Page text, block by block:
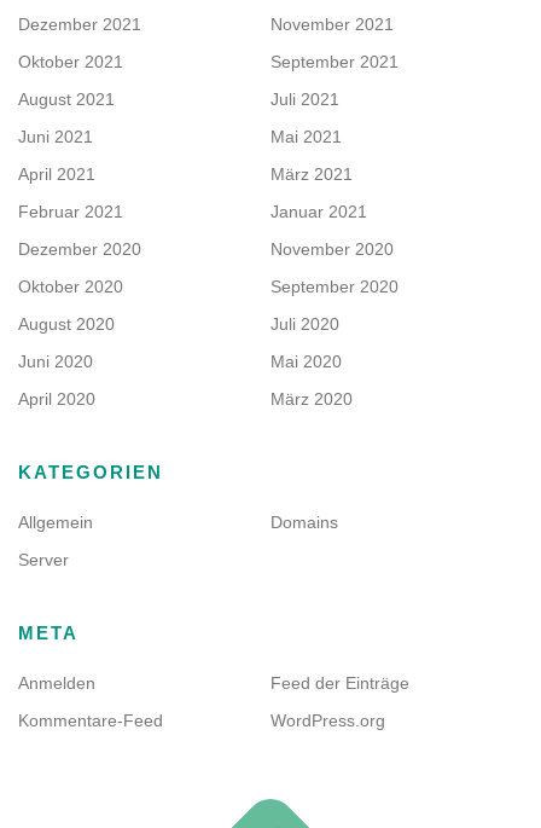
Dezember 2021
November 2021
Oktober 2021
September 2021
August 2021
Juli 2021
Juni 2021
Mai 2021
April 2021
März 2021
Februar 2021
Januar 2021
Dezember 2020
November 2020
Oktober 2020
September 2020
August 2020
Juli 2020
Juni 2020
Mai 2020
April 2020
März 2020
KATEGORIEN
Allgemein
Domains
Server
META
Anmelden
Feed der Einträge
Kommentare-Feed
WordPress.org